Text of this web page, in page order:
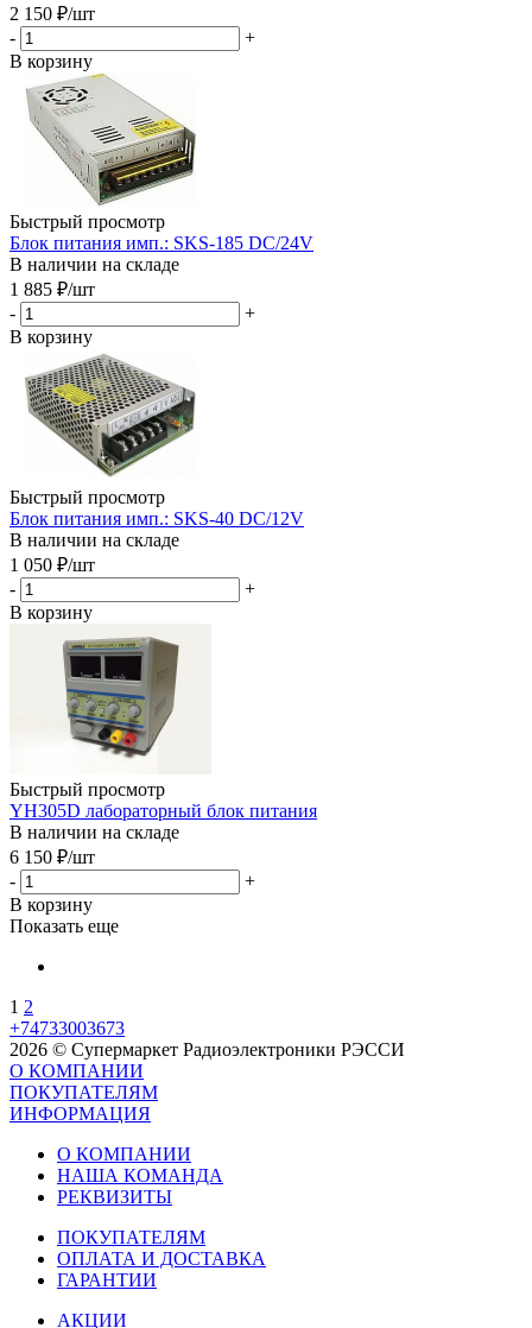
2 150 ₽/шт
-
+
В корзину
Быстрый просмотр
Блок питания имп.: SKS-185 DC/24V
В наличии на складе
1 885 ₽/шт
-
+
В корзину
Быстрый просмотр
Блок питания имп.: SKS-40 DC/12V
В наличии на складе
1 050 ₽/шт
-
+
В корзину
Быстрый просмотр
YH305D лабораторный блок питания
В наличии на складе
6 150 ₽/шт
-
+
В корзину
Показать еще
1 2
+74733003673
2026 © Супермаркет Радиоэлектроники РЭССИ
О КОМПАНИИ
ПОКУПАТЕЛЯМ
ИНФОРМАЦИЯ
О КОМПАНИИ
НАША КОМАНДА
РЕКВИЗИТЫ
ПОКУПАТЕЛЯМ
ОПЛАТА И ДОСТАВКА
ГАРАНТИИ
АКЦИИ